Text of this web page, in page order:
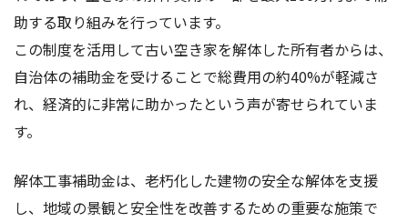
助する取り組みを行っています。
この制度を活用して古い空き家を解体した所有者からは、
自治体の補助金を受けることで総費用の約40%が軽減さ
れ、経済的に非常に助かったという声が寄せられていま
す。
解体工事補助金は、老朽化した建物の安全な解体を支援
し、地域の景観と安全性を改善するための重要な施策で